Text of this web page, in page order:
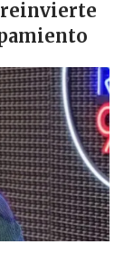
reinvierte